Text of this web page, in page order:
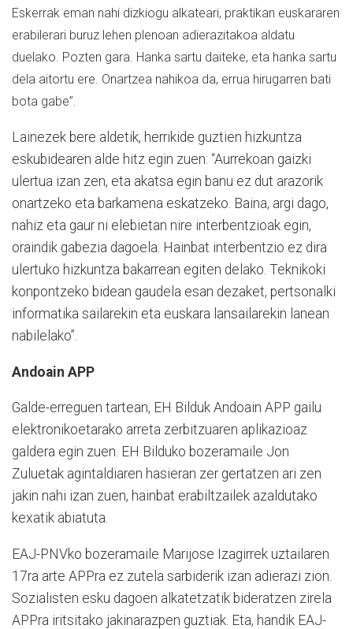
Eskerrak eman nahi dizkiogu alkateari, praktikan euskararen
erabilerari buruz lehen plenoan adierazitakoa aldatu
duelako. Pozten gara. Hanka sartu daiteke, eta hanka sartu
dela aitortu ere. Onartzea nahikoa da, errua hirugarren bati
bota gabe”.
Lainezek bere aldetik, herrikide guztien hizkuntza
eskubidearen alde hitz egin zuen: “Aurrekoan gaizki
ulertua izan zen, eta akatsa egin banu ez dut arazorik
onartzeko eta barkamena eskatzeko. Baina, argi dago,
nahiz eta gaur ni elebietan nire interbentzioak egin,
oraindik gabezia dagoela. Hainbat interbentzio ez dira
ulertuko hizkuntza bakarrean egiten delako. Teknikoki
konpontzeko bidean gaudela esan dezaket, pertsonalki
informatika sailarekin eta euskara lansailarekin lanean
nabilelako”.
Andoain APP
Galde-erreguen tartean, EH Bilduk Andoain APP gailu
elektronikoetarako arreta zerbitzuaren aplikazioaz
galdera egin zuen. EH Bilduko bozeramaile Jon
Zuluetak agintaldiaren hasieran zer gertatzen ari zen
jakin nahi izan zuen, hainbat erabiltzailek azaldutako
kexatik abiatuta.
EAJ-PNVko bozeramaile Marijose Izagirrek uztailaren
17ra arte APPra ez zutela sarbiderik izan adierazi zion.
Sozialisten esku dagoen alkatetzatik bideratzen zirela
APPra iritsitako jakinarazpen guztiak. Eta, handik EAJ-